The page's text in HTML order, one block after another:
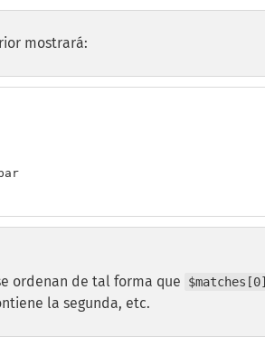
mostrará:
ordenan de tal forma que $matches[0]
la segunda, etc.